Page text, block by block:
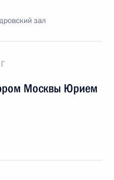
зал
Москвы Юрием